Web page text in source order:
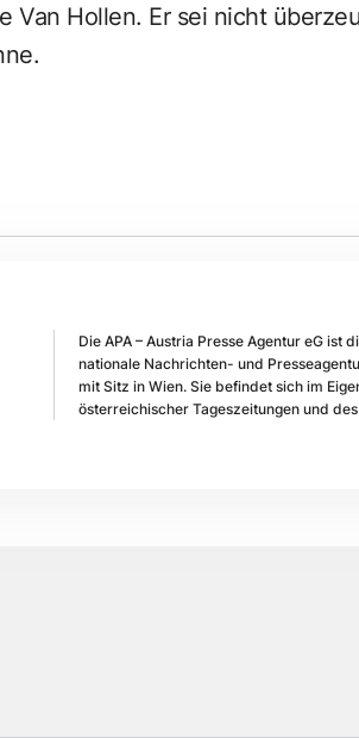
Van Hollen. Er sei nicht
Die APA – Austria Presse Agentur eG ist
nationale Nachrichten- und
mit Sitz in Wien. Sie befindet sich im
österreichischer Tageszeitungen und des